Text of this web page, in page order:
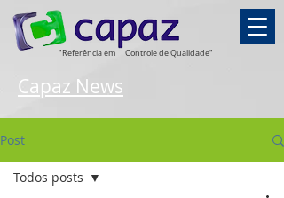
"Referência em Controle de Qualidade"
Capaz News
Post
Todos posts